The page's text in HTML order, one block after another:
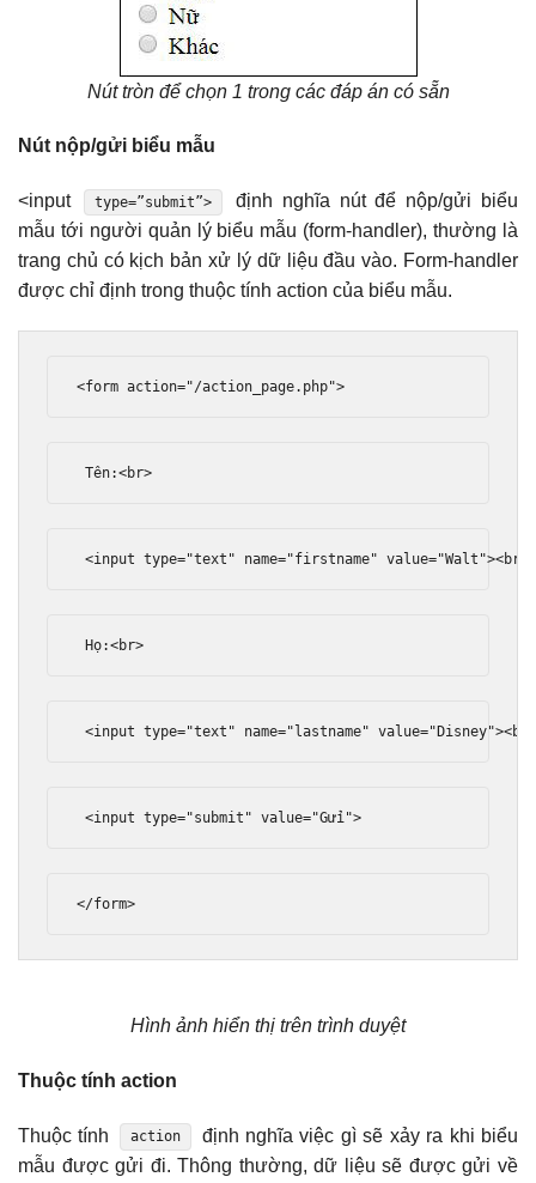
Nút tròn để chọn 1 trong các đáp án có sẵn
Nút nộp/gửi biểu mẫu
<input type=”submit”>
định nghĩa nút để nộp/gửi biểu
mẫu tới người quản lý biểu mẫu (form-handler), thường là
trang chủ có kịch bản xử lý dữ liệu đầu vào. Form-handler
được chỉ định trong thuộc tính action của biểu mẫu.
<form action="/action_page.php">
Tên:<br>
<input type="text" name="firstname" value="Walt"><br>
Họ:<br>
<input type="text" name="lastname" value="Disney"
<input type="submit" value="Gửi">
</form>
Hình ảnh hiển thị trên trình duyệt
Thuộc tính action
Thuộc tính action
định nghĩa việc gì sẽ xảy ra khi biểu
mẫu được gửi đi. Thông thường, dữ liệu sẽ được gửi về